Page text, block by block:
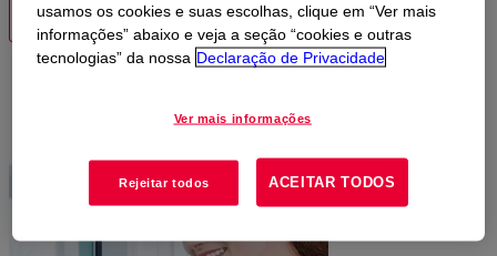
ENTRE EM CONTATO
usamos os cookies e suas escolhas, clique em “Ver mais
informações” abaixo e veja a seção “cookies e outras
tecnologias” da nossa Declaração de Privacidade
Ver mais informações
Rejeitar todos ACEITAR TODOS